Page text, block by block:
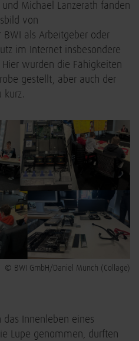
Michael Lanzerath fanden
von
BWI als Arbeitgeber oder
im Internet insbesondere
wurden die Fähigkeiten
gestellt, aber auch der
kurz.
© BWI GmbH/Daniel Münch (Collage)
das Innenleben eines
Lupe genommen, durften